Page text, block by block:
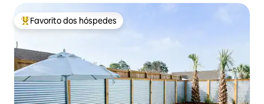
Favoritos dos hóspedes mais apreciados
Favorito dos hóspedes